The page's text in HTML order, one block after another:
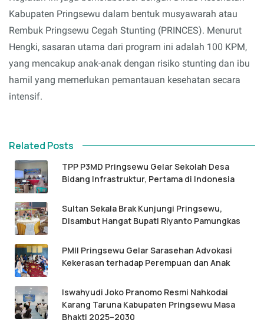
Kabupaten Pringsewu dalam bentuk musyawarah atau
Rembuk Pringsewu Cegah Stunting (PRINCES). Menurut
Hengki, sasaran utama dari program ini adalah 100 KPM,
yang mencakup anak-anak dengan risiko stunting dan ibu
hamil yang memerlukan pemantauan kesehatan secara
intensif.
Related Posts
TPP P3MD Pringsewu Gelar Sekolah Desa
Bidang Infrastruktur, Pertama di Indonesia
Sultan Sekala Brak Kunjungi Pringsewu,
Disambut Hangat Bupati Riyanto Pamungkas
PMII Pringsewu Gelar Sarasehan Advokasi
Kekerasan terhadap Perempuan dan Anak
Iswahyudi Joko Pranomo Resmi Nahkodai
Karang Taruna Kabupaten Pringsewu Masa
Bhakti 2025–2030